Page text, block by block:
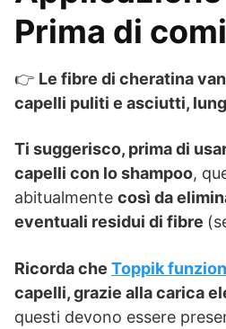
Prima di
👉 Le fibre di cheratina
capelli puliti e asciutti,
Ti suggerisco, prima di
capelli con lo shampoo,
abitualmente così da
eventuali residui di fibre
Ricorda che Toppik
capelli, grazie alla carica
questi devono essere